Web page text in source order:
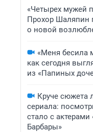
«Четырех мужей
Прохор Шаляпин
о новой
«Меня бесила
как сегодня
из «Папиных
Круче сюжета
сериала:
стало с актерами
Барбары»